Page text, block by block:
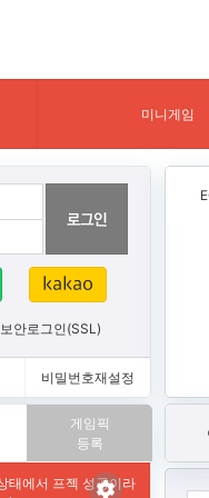
미니게임
보안로그인(SSL)
비밀번호재설정
게임픽
등록